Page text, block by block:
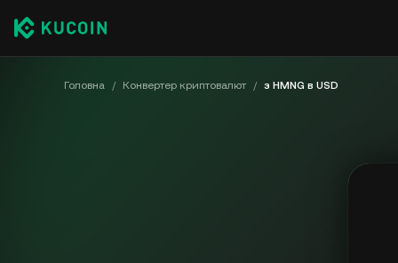
Головна / Конвертер криптовалют / з HMNG в USD